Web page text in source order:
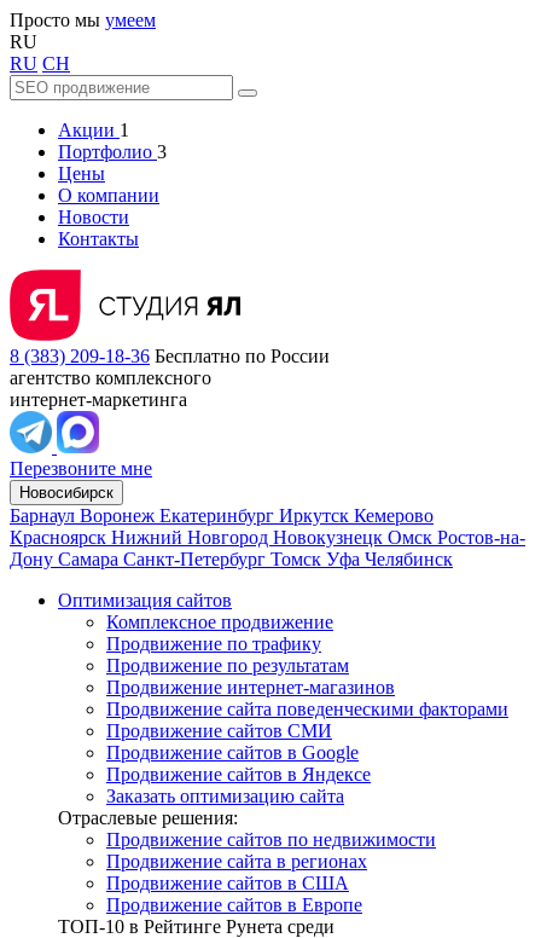
Просто мы умеем
RU
RU CH
Акции 1
Портфолио 3
Цены
О компании
Новости
Контакты
8 (383) 209-18-36 Бесплатно по России
агентство комплексного
интернет-маркетинга
Перезвоните мне
Новосибирск
Барнаул Воронеж Екатеринбург Иркутск Кемерово
Красноярск Нижний Новгород Новокузнецк Омск Ростов-на-
Дону Самара Санкт-Петербург Томск Уфа Челябинск
Оптимизация сайтов
Комплексное продвижение
Продвижение по трафику
Продвижение по результатам
Продвижение интернет-магазинов
Продвижение сайта поведенческими факторами
Продвижение сайтов СМИ
Продвижение сайтов в Google
Продвижение сайтов в Яндексе
Заказать оптимизацию сайта
Отраслевые решения:
Продвижение сайтов по недвижимости
Продвижение сайта в регионах
Продвижение сайтов в США
Продвижение сайтов в Европе
ТОП-10 в Рейтинге Рунета среди